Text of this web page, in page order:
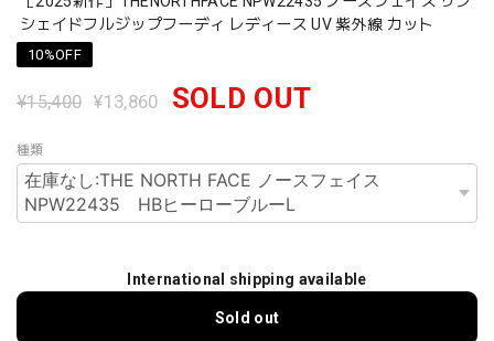
シェイドフルジップフーディ レディース UV 紫外線 カット
10%OFF
¥15,400 ¥13,860 SOLD OUT
種類
International shipping available
Sold out